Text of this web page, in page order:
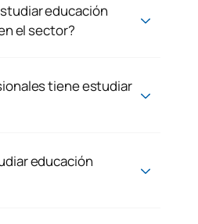
educación
el sector?
tiene estudiar
educación